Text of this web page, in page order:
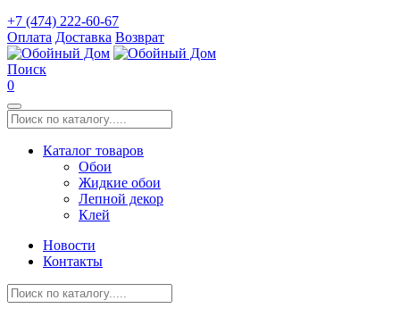
+7 (474) 222-60-67
Оплата Доставка Возврат
Поиск
0
Каталог товаров
Обои
Жидкие обои
Лепной декор
Клей
Новости
Контакты